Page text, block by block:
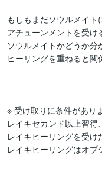
もしもまだソウルメイ
アチューンメントを受け
ソウルメイトかどうか
ヒーリングを重ねると関
※ 受け取りに条件があり
レイキセカンド以上習得
レイキヒーリングを受け
レイキヒーリングはオプ